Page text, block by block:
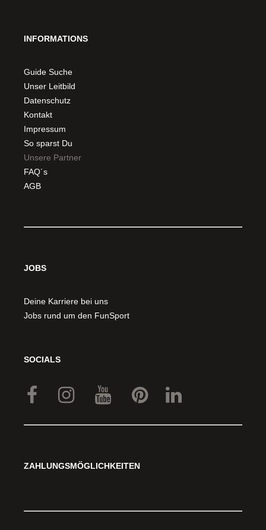
INFORMATIONS
Guide Suche
Unser Leitbild
Datenschutz
Kontakt
Impressum
So sparst Du
Unsere Partner
FAQ´s
AGB
JOBS
Deine Karriere bei uns
Jobs rund um den FunSport
SOCIALS
ZAHLUNGSMÖGLICHKEITEN